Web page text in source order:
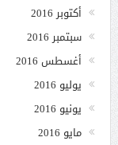
أكتوبر 2016
سبتمبر 2016
أغسطس 2016
يوليو 2016
يونيو 2016
مايو 2016